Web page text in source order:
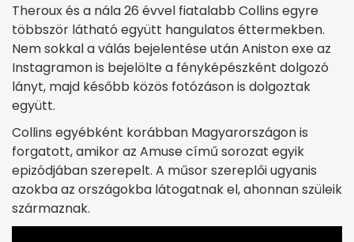
Theroux és a nála 26 évvel fiatalabb Collins egyre
többször látható együtt hangulatos éttermekben.
Nem sokkal a válás bejelentése után Aniston exe az
Instagramon is bejelölte a fényképészként dolgozó
lányt, majd később közös fotózáson is dolgoztak
együtt.
Collins egyébként korábban Magyarországon is
forgatott, amikor az Amuse című sorozat egyik
epizódjában szerepelt. A műsor szereplői ugyanis
azokba az országokba látogatnak el, ahonnan szüleik
származnak.